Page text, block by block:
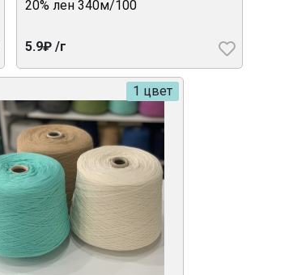
20% лен 340м/100
5.9₽ /г
1 цвет